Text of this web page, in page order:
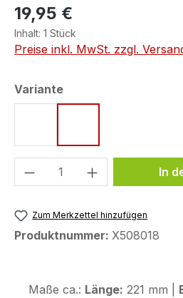
19,95 €
Inhalt: 1 Stück
Preise inkl. MwSt. zzgl.
Varianteauswählen
Produkt Anzahl: Gib
In
Zum Merkzettel hinzufügen
Produktnummer: X508018
Maße ca.: Länge: 221 mm |